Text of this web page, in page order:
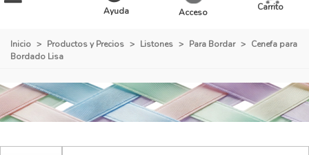
Ayuda Acceso Carrito
Inicio > Productos y Precios > Listones > Para Bordar > Cenefa para
Bordado Lisa